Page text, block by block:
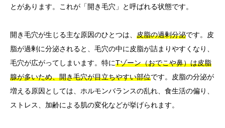
とがあります。これが「開き毛穴」と呼ばれる状態です。
開き毛穴が生じる主な原因のひとつは、 皮脂の過剰分泌です。皮
脂が過剰に分泌されると、毛穴の中に皮脂が詰まりやすくなり、
毛穴が広がってしまいます。特にTゾーン（おでこや鼻）は皮脂
腺が多いため、開き毛穴が目立ちやすい部位です。皮脂の分泌が
増える原因としては、ホルモンバランスの乱れ、食生活の偏り、
ストレス、加齢による肌の変化などが挙げられます。